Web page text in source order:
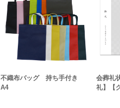
不織布バッグ 持ち手付き
A4
会葬礼
礼】【